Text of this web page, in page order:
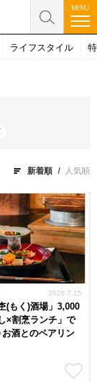
ライフスタイル
新着順 人気順
(もく)酒場」3,000
×割烹ランチ」で
酒とのペアリン
2026.7.15